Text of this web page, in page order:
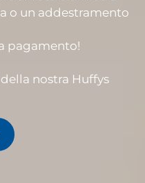
o un addestramento
pagamento!
nostra Huffys